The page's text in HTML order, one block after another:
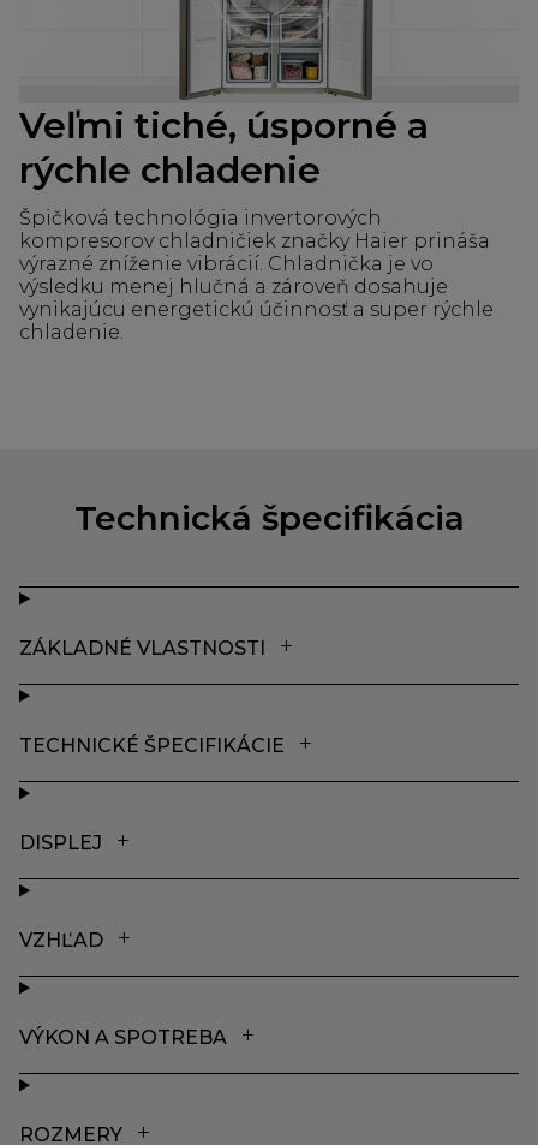
Veľmi tiché, úsporné a
rýchle chladenie
Špičková technológia invertorových
kompresorov chladničiek značky Haier prináša
výrazné zníženie vibrácií. Chladnička je vo
výsledku menej hlučná a zároveň dosahuje
vynikajúcu energetickú účinnosť a super rýchle
chladenie.
Technická špecifikácia
ZÁKLADNÉ VLASTNOSTI
TECHNICKÉ ŠPECIFIKÁCIE
DISPLEJ
VZHĽAD
VÝKON A SPOTREBA
ROZMERY